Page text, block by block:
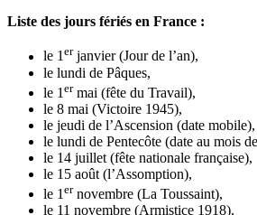
Liste des jours fériés en France :
le 1erjanvier (Jour de l’an),
le lundi de Pâques,
le 1 ermai (fête du Travail),
le 8 mai (Victoire 1945),
le jeudi de l’Ascension (date mobile),
le lundi de Pentecôte (date au mois
le 14 juillet (fête nationale française),
le 15 août (l’Assomption),
le 1 ernovembre (La Toussaint),
le 11 novembre (Armistice 1918),